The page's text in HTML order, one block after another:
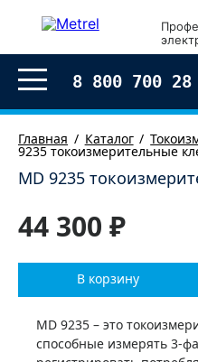
8 800 700 28
Главная Каталог
9235 токоизмерительные
MD 9235
44 300 ₽
В корзину
MD 9235 – это
способные измерять 3-